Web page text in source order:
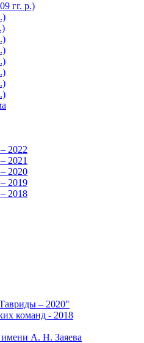
гг. р.)
2022
2021
2020
2019
2018
– 2020"
команд - 2018
А. Н. Заяева